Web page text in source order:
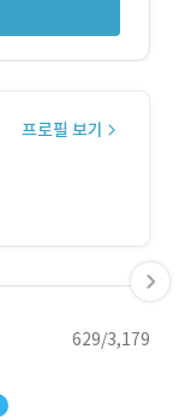
프로필 보기
629/3,179